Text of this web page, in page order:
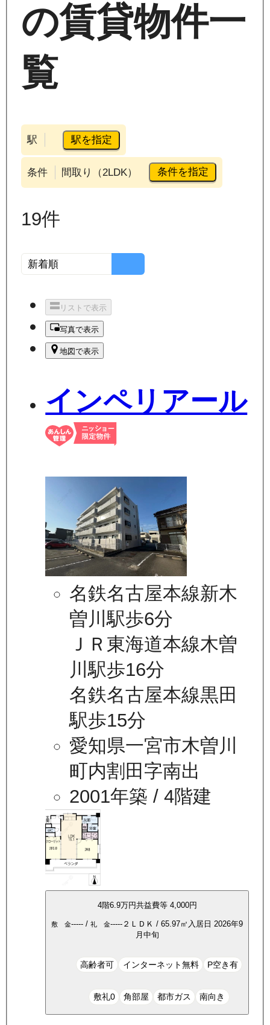
の賃貸物件一
覧
駅 駅を指定
条件 間取り（2LDK） 条件を指定
19件
リストで表示
写真で表示
地図で表示
インペリアール
名鉄名古屋本線新木
曽川駅歩6分
ＪＲ東海道本線木曽
川駅歩16分
名鉄名古屋本線黒田
駅歩15分
愛知県一宮市木曽川
町内割田字南出
2001年築 / 4階建
4階6.9万円共益費等 4,000円
敷 金----- / 礼 金----- ２ＬＤＫ / 65.97㎡ 入居日 2026年9
月中旬
高齢者可 インターネット無料 P空き有
敷礼0 角部屋 都市ガス 南向き